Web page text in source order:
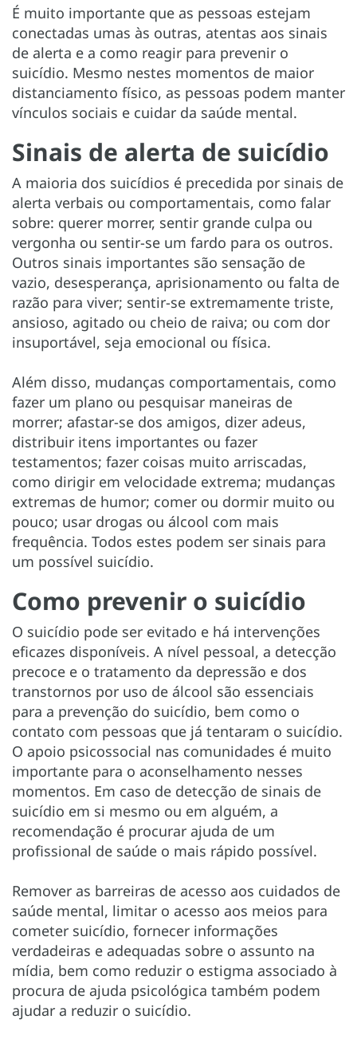
É muito importante que as pessoas estejam
conectadas umas às outras, atentas aos sinais
de alerta e a como reagir para prevenir o
suicídio. Mesmo nestes momentos de maior
distanciamento físico, as pessoas podem manter
vínculos sociais e cuidar da saúde mental.
Sinais de alerta de suicídio
A maioria dos suicídios é precedida por sinais de
alerta verbais ou comportamentais, como falar
sobre: querer morrer, sentir grande culpa ou
vergonha ou sentir-se um fardo para os outros.
Outros sinais importantes são sensação de
vazio, desesperança, aprisionamento ou falta de
razão para viver; sentir-se extremamente triste,
ansioso, agitado ou cheio de raiva; ou com dor
insuportável, seja emocional ou física.
Além disso, mudanças comportamentais, como
fazer um plano ou pesquisar maneiras de
morrer; afastar-se dos amigos, dizer adeus,
distribuir itens importantes ou fazer
testamentos; fazer coisas muito arriscadas,
como dirigir em velocidade extrema; mudanças
extremas de humor; comer ou dormir muito ou
pouco; usar drogas ou álcool com mais
frequência. Todos estes podem ser sinais para
um possível suicídio.
Como prevenir o suicídio
O suicídio pode ser evitado e há intervenções
eficazes disponíveis. A nível pessoal, a detecção
precoce e o tratamento da depressão e dos
transtornos por uso de álcool são essenciais
para a prevenção do suicídio, bem como o
contato com pessoas que já tentaram o suicídio.
O apoio psicossocial nas comunidades é muito
importante para o aconselhamento nesses
momentos. Em caso de detecção de sinais de
suicídio em si mesmo ou em alguém, a
recomendação é procurar ajuda de um
profissional de saúde o mais rápido possível.
Remover as barreiras de acesso aos cuidados de
saúde mental, limitar o acesso aos meios para
cometer suicídio, fornecer informações
verdadeiras e adequadas sobre o assunto na
mídia, bem como reduzir o estigma associado à
procura de ajuda psicológica também podem
ajudar a reduzir o suicídio.